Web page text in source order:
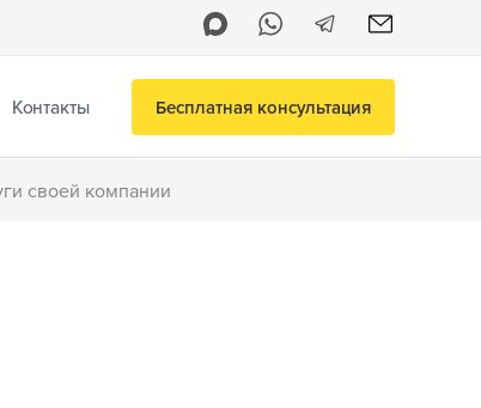
Контакты Бесплатная консультация
своей компании